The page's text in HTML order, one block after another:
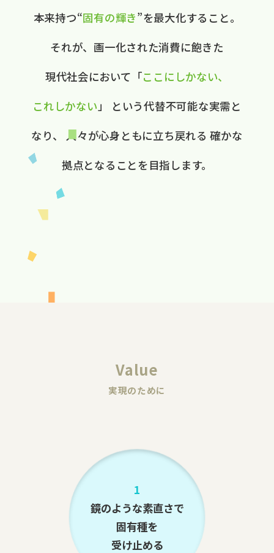
本来持つ“固有の​輝き”を​最大化する​こと。
それが、​画一化された​消費に​飽きた​
現代社会に​おいて ​「ここに​しかない、​
これしかない 」
と​いう​代替不可能な​実需と​
なり、
人々が​心身ともに​立ち戻れる 確かな​
拠点と​なる​ことを​目指します。​
Value
実現のために
1
鏡のような素直さで
固有種を
受け止める